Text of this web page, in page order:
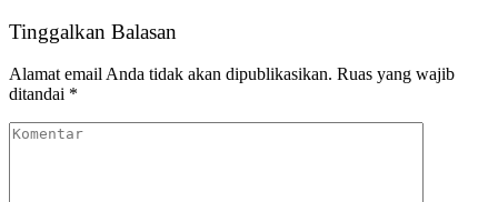
Tinggalkan Balasan
Alamat email Anda tidak akan dipublikasikan. Ruas yang wajib
ditandai *